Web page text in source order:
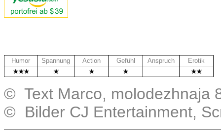
Humor Spannung Action Gefühl Anspruch
Erotik
© Text Marco, molodezhnaja
© Bilder CJ Entertainment,